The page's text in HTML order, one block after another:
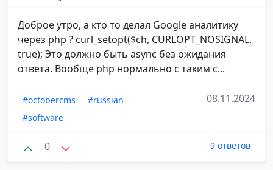
Доброе утро, а кто то делал Google аналитику
через php ? curl_setopt($ch, CURLOPT_NOSIGNAL,
true); Это должно быть async без ожидания
ответа. Вообще php нормально с таким с...
#octobercms
#russian
#software
08.11.2024
0 9 ответов